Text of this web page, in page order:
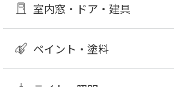
室内窓・ドア・建具
ペイント・塗料